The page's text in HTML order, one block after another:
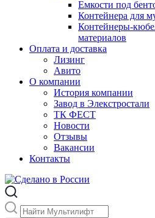
Емкости под
Контейнера для
Контейнеры-
материалов
Оплата и доставка
Лизинг
Авито
О компании
История компании
Завод в Элекстростали
ТК ФЕСТ
Новости
Отзывы
Вакансии
Контакты